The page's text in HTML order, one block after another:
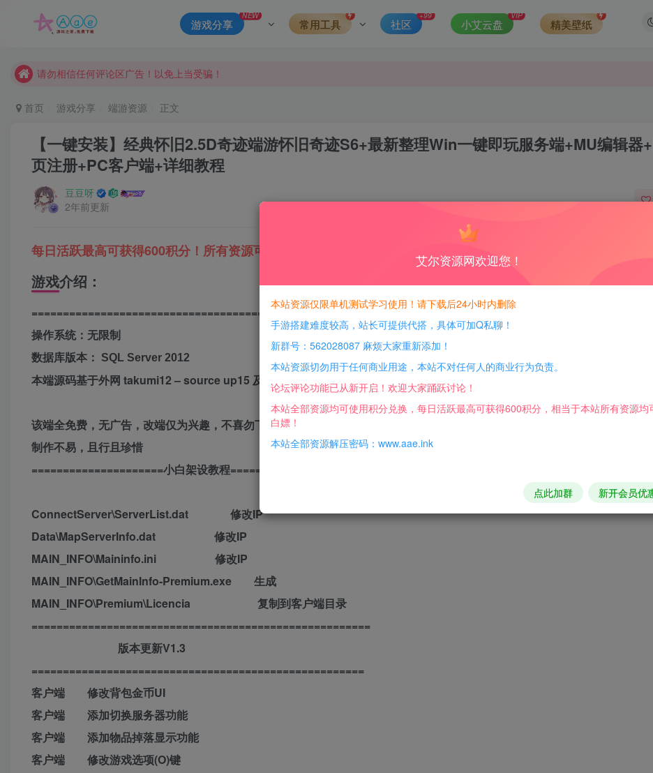
游戏分享
NEW
常用工具 社区
+99
小艾云盘
VIP
精美壁纸
现在赞助会员享受专属折扣，详情点击此条公告。
本网站的文章部分内容可能来源于网络，仅供大家学习与参考，如有侵权，请联系站长QQ466107887进行删除处理。
首页 游戏分享 端游资源 正文
【一键安装】经典怀旧2.5D奇迹端游怀旧奇迹S6+最新整理Win一键即玩服务端+MU编辑器
页注册+PC客户端+详细教程
豆豆呀
2年前更新
每日活跃最高可获得600积分！所有资源可以使用积分免费兑换！
游戏介绍：
======================================================
操作系统：无限制
数据库版本： SQL Server 2012
本端源码基于外网 takumi12 – source up15 及 Source Louis Emulator S4 S6 S8 (update 15)
该端全免费，无广告，改端仅为兴趣，不喜勿下，别打击我积极性！
制作不易，且行且珍惜
=====================小白架设教程=======================
ConnectServer\ServerList.dat 修改IP
Data\MapServerInfo.dat 修改IP
MAIN_INFO\Maininfo.ini 修改IP
MAIN_INFO\GetMainInfo-Premium.exe 生成
MAIN_INFO\Premium\Licencia 复制到客户端目录
======================================================
版本更新V1.3
=====================================================
客户端 修改背包金币UI
客户端 添加切换服务器功能
客户端 添加物品掉落显示功能
客户端 修改游戏选项(O)键
艾尔资源网欢迎您！
本站资源仅限单机测试学习使用！请下载后24小时内删除
手游搭建难度较高，站长可提供代搭，具体可加Q私聊！
新群号：562028087 麻烦大家重新添加！
本站资源切勿用于任何商业用途，本站不对任何人的商业行为负责。
论坛评论功能已从新开启！欢迎大家踊跃讨论！
本站全部资源均可使用积分兑换，每日活跃最高可获得600积分，相当于本站所有资源均
白嫖！
本站全部资源解压密码：www.aae.ink
点此加群 新开会员优